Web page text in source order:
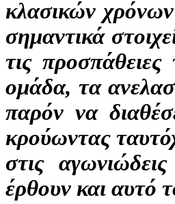
κλασικών
σημαντικά
τις
ομάδα, τα
παρόν να
κρούωντας
στις
έρθουν και αυτό